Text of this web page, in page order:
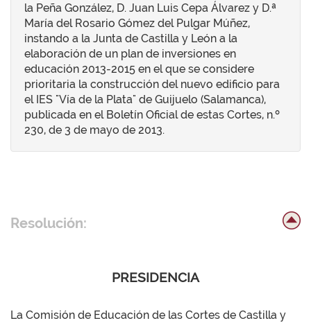
la Peña González, D. Juan Luis Cepa Álvarez y D.ª
María del Rosario Gómez del Pulgar Múñez,
instando a la Junta de Castilla y León a la
elaboración de un plan de inversiones en
educación 2013-2015 en el que se considere
prioritaria la construcción del nuevo edificio para
el IES "Vía de la Plata" de Guijuelo (Salamanca),
publicada en el Boletín Oficial de estas Cortes, n.º
230, de 3 de mayo de 2013.
Resolución:
PRESIDENCIA
La Comisión de Educación de las Cortes de Castilla y